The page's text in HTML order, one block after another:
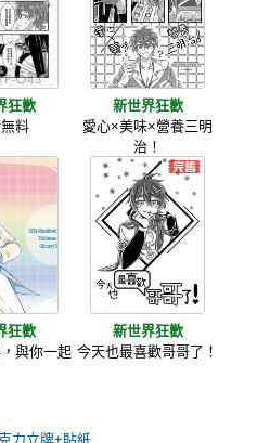
狂歡
料
新世界狂歡
愛心×美味×營養三明
治！
狂歡
與你一起
新世界狂歡
今天也最喜歡哥哥了！
力立牌+貼紙